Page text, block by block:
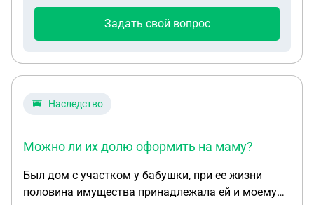
Задать свой вопрос
Наследство
Можно ли их долю оформить на маму?
Был дом с участком у бабушки, при ее жизни
половина имущества принадлежала ей и моему